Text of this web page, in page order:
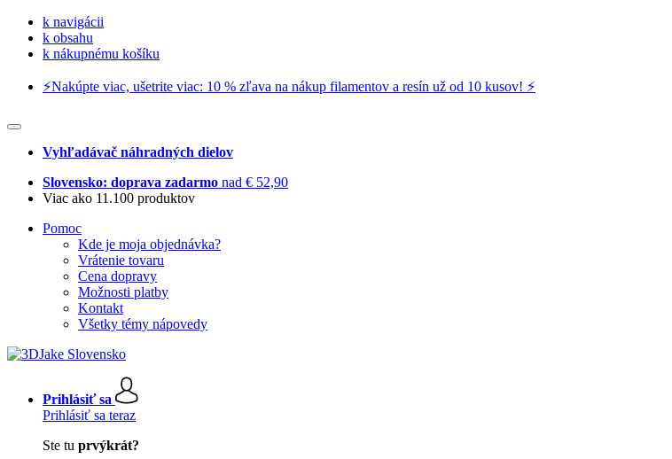
k navigácii
k obsahu
k nákupnému košíku
⚡️Nakúpte viac, ušetrite viac: 10 % zľava na nákup filamentov a resín už od 10 kusov! ⚡️
Vyhľadávač náhradných dielov
Slovensko: doprava zadarmo nad € 52,90
Viac ako 11.100 produktov
Pomoc
Kde je moja objednávka?
Vrátenie tovaru
Cena dopravy
Možnosti platby
Kontakt
Všetky témy nápovedy
Prihlásiť sa
Prihlásiť sa teraz
Ste tu prvýkrát?